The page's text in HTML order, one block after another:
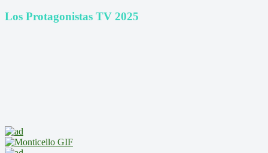
Los Protagonistas TV 2025